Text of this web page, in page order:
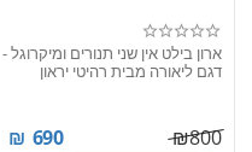
ארון בילט אין שני תנורים ומיקרוגל -
דגם ליאורה מבית רהיטי יראון
800
₪
690
₪